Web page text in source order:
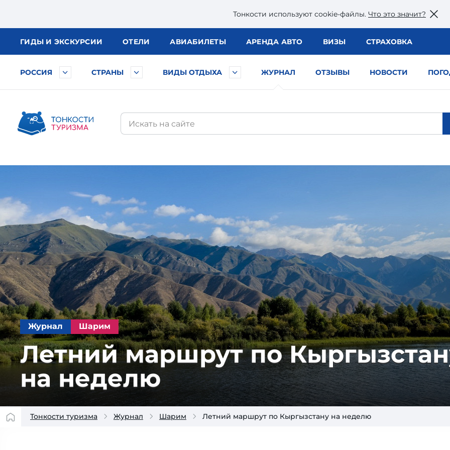
Тонкости используют сookie-файлы. Что это значит?
ГИДЫ И ЭКСКУРСИИ ОТЕЛИ АВИАБИЛЕТЫ АРЕНДА АВТО ВИЗЫ СТРАХОВКА
РОССИЯ СТРАНЫ ВИДЫ ОТДЫХА ЖУРНАЛ ОТЗЫВЫ НОВОСТИ
Журнал Шарим
Летний марш­рут по
на неделю
Тонкости туризма Журнал Шарим Летний маршрут по Кыргызстану на неделю